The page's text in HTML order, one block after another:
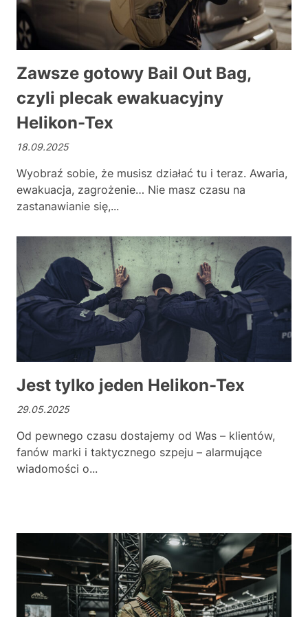
Zawsze gotowy Bail Out Bag,
czyli plecak ewakuacyjny
Helikon-Tex
18.09.2025
Wyobraź sobie, że musisz działać tu i teraz. Awaria,
ewakuacja, zagrożenie… Nie masz czasu na
zastanawianie się,...
Jest tylko jeden Helikon-Tex
29.05.2025
Od pewnego czasu dostajemy od Was – klientów,
fanów marki i taktycznego szpeju – alarmujące
wiadomości o...